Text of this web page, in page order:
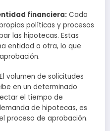
financiera: Cada
políticas y procesos
las hipotecas. Estas
entidad a otra, lo que
El volumen de solicitudes
en un determinado
el tiempo de
de hipotecas, es
proceso de aprobación.